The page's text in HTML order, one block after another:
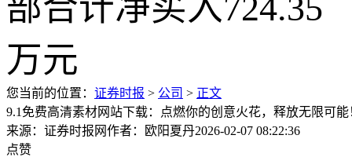
您当前的位置： 证券时报 > 公司 > 正文
9.1免费高清素材网站下载：点燃你的创意火花，释放无限可能
来源：证券时报网作者：欧阳夏丹2026-02-07 08:22:36
点赞